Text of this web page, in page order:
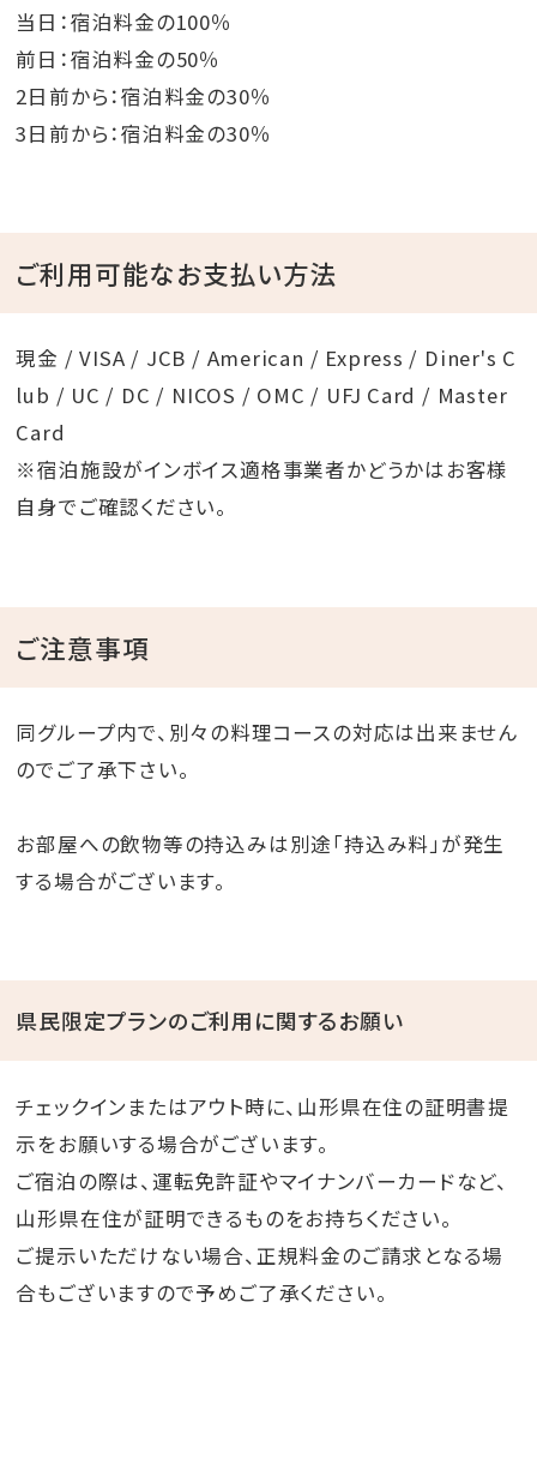
当日：宿泊料金の100％
前日：宿泊料金の50％
2日前から：宿泊料金の30％
3日前から：宿泊料金の30％
ご利用可能なお支払い方法
現金 / VISA / JCB / American / Express / Diner's C
lub / UC / DC / NICOS / OMC / UFJ Card / Master
Card
※宿泊施設がインボイス適格事業者かどうかはお客様
自身でご確認ください。
ご注意事項
同グループ内で、別々の料理コースの対応は出来ません
のでご了承下さい。
お部屋への飲物等の持込みは別途「持込み料」が発生
する場合がございます。
県民限定プランのご利用に関するお願い
チェックインまたはアウト時に、山形県在住の証明書提
示をお願いする場合がございます。
ご宿泊の際は、運転免許証やマイナンバーカードなど、
山形県在住が証明できるものをお持ちください。
ご提示いただけない場合、正規料金のご請求となる場
合もございますので予めご了承ください。